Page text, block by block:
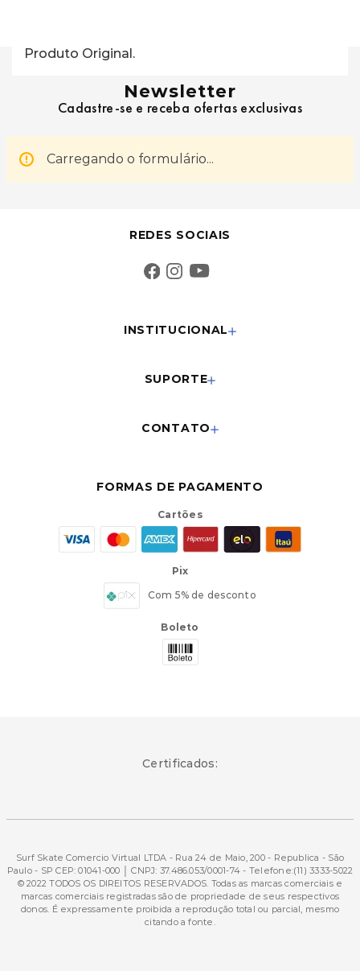
Produto Original.
Newsletter
Cadastre-se e receba ofertas exclusivas
Carregando o formulário...
REDES SOCIAIS
INSTITUCIONAL
SUPORTE
CONTATO
FORMAS DE PAGAMENTO
Cartões
Pix
Com 5% de desconto
Boleto
Certificados:
Surf Skate Comercio Virtual LTDA - Rua 24 de Maio, 200 - Republica - São
Paulo - SP CEP: 01041-000 │ CNPJ: 37.486.053/0001-74 - Telefone:(11) 3333-5022
© 2022 TODOS OS DIREITOS RESERVADOS. Todas as marcas comerciais e
marcas comerciais registradas são de propriedade de seus respectivos
donos. É expressamente proibida a reprodução total ou parcial, mesmo
citando a fonte.